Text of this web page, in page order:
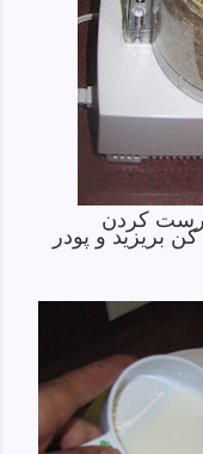
کردن
بریزید و پودر